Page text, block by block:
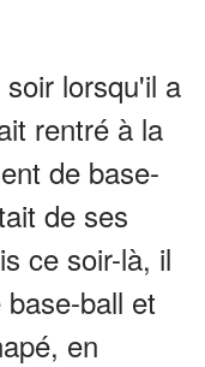
lorsqu'il a
rentré à la
de base-
de ses
ce soir-là, il
ball et
en